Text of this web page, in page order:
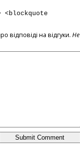
відповіді на відгуки.Не